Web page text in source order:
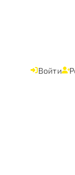
Войти